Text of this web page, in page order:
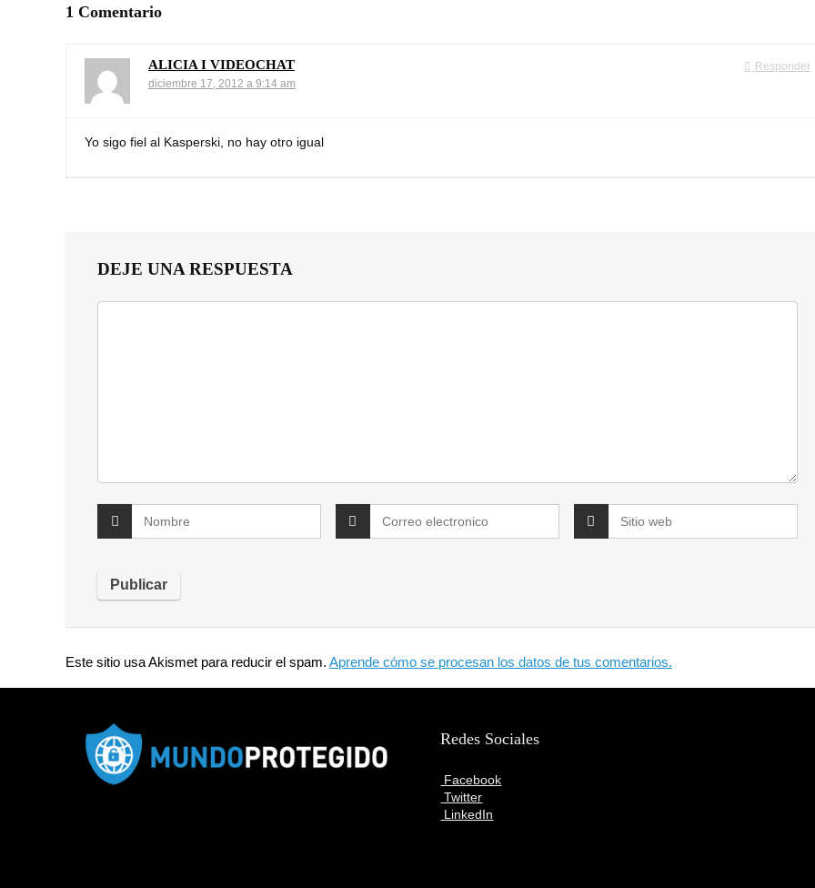
1 Comentario
Responder
ALICIA I VIDEOCHAT
diciembre 17, 2012 a 9:14 am
Yo sigo fiel al Kasperski, no hay otro igual
DEJE UNA RESPUESTA
Este sitio usa Akismet para reducir el spam. Aprende cómo se procesan los datos de tus comentarios.
Redes Sociales
Facebook
Twitter
LinkedIn